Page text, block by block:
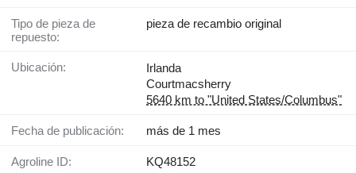
Tipo de pieza de
repuesto:
pieza de recambio original
Ubicación:
Irlanda
Courtmacsherry
5640 km to "United States/Columbus"
Fecha de publicación: más de 1 mes
Agroline ID: KQ48152